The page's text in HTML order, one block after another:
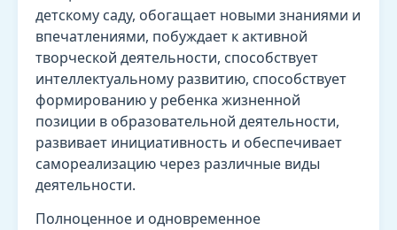
детскому саду, обогащает новыми знаниями и
впечатлениями, побуждает к активной
творческой деятельности, способствует
интеллектуальному развитию, способствует
формированию у ребенка жизненной
позиции в образовательной деятельности,
развивает инициативность и обеспечивает
самореализацию через различные виды
деятельности.
Полноценное и одновременное